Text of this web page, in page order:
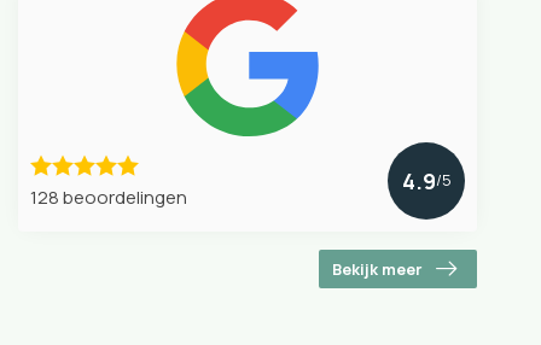
128 beoordelingen
4.9/5
Bekijk meer